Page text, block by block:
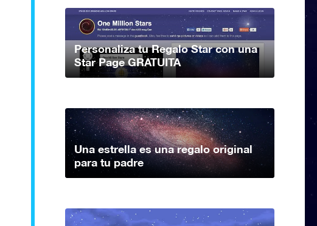
Personaliza tu Regalo Star con una
Star Page GRATUITA
Una estrella es una regalo original
para tu padre